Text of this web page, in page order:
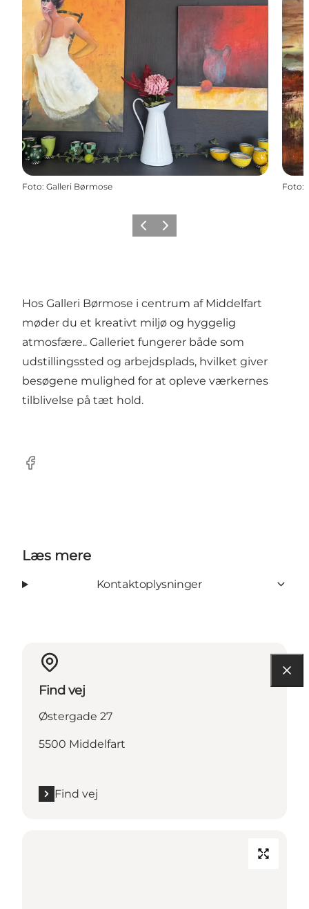
Foto: Galleri Børmose Foto:
ForrigeNæste
Hos Galleri Børmose i centrum af Middelfart
møder du et kreativt miljø og hyggelig
atmosfære.. Galleriet fungerer både som
udstillingssted og arbejdsplads, hvilket giver
besøgene mulighed for at opleve værkernes
tilblivelse på tæt hold.
Facebook
Læs mere
Kontaktoplysninger
Find vej
Østergade 27
5500 Middelfart
Find vej